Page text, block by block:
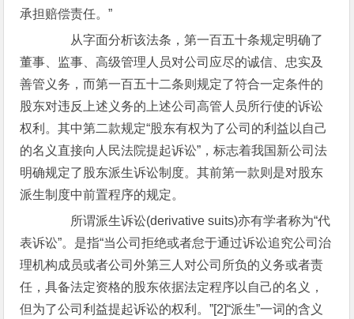
承担赔偿责任。”
从字面分析该法条，第一百五十条规定明确了
董事、监事、高级管理人员对公司应尽的诚信、忠实及
善管义务，而第一百五十二条则规定了符合一定条件的
股东对违反上述义务的上述公司高管人员所行使的诉讼
权利。其中第二款规定“股东有权为了公司的利益以自己
的名义直接向人民法院提起诉讼”，标志着我国新公司法
明确规定了股东派生诉讼制度。其前第一款则是对股东
派生制度中前置程序的规定。
所谓派生诉讼(derivative suits)亦有学者称为“代
表诉讼”。是指“当公司拒绝或者怠于通过诉讼追究公司治
理机构成员或者公司外第三人对公司所负的义务或者责
任，具备法定资格的股东依据法定程序以自己的名义，
但为了公司利益提起诉讼的权利。”[2]“派生”一词的含义